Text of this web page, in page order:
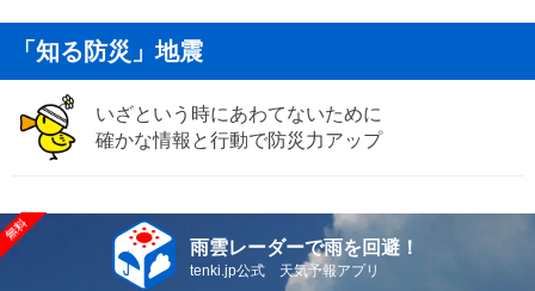
「知る防災」地震
いざという時にあわてないために
確かな情報と行動で防災力アップ
雨雲レーダーで雨を回避！
tenki.jp公式 天気予報アプリ